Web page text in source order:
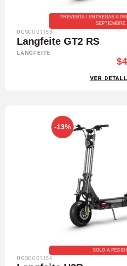
PREVENTA / ENTREGAS A
SEPTIEMBRE
UGSCO01153
Langfeite GT2 RS
LANGFEITE
VER
-13%
SOLO A
UGSCO01154